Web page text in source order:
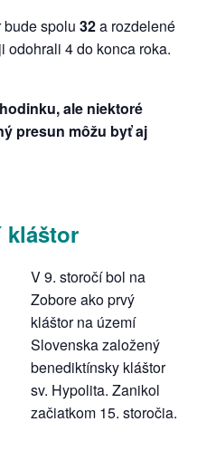
spolu 32a rozdelené
odohrali 4 do konca roka.
ale niektoré
presun môžu byť aj
kláštor
V 9. storočí bol na
Zobore ako prvý
kláštor na území
Slovenska založený
benediktínsky kláštor
sv. Hypolita. Zanikol
začiatkom 15. storočia.